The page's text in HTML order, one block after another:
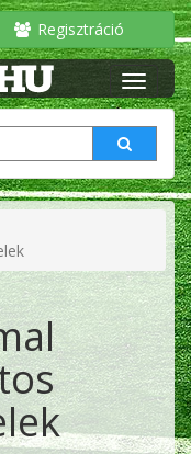
Regisztráció